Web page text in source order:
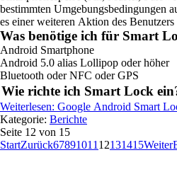
bestimmten Umgebungsbedingungen
es einer weiteren Aktion des Benutzers
Was benötige ich für Smart
Android Smartphone
Android 5.0 alias Lollipop oder höher
Bluetooth oder NFC oder GPS
Wie richte ich Smart Lock
Weiterlesen: Google Android Smart
Kategorie: Berichte
Seite 12 von 15
StartZurück67891011 12131415Weiter